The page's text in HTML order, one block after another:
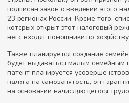
подписан закон о введении этого
23 регионах России. Кроме того,
которых открыт этот налоговый
него входят помощники по
Также планируется создание
будет выдаваться малым семейным
патент планируется
налога на самозанятость, он
на основании начисляющегося